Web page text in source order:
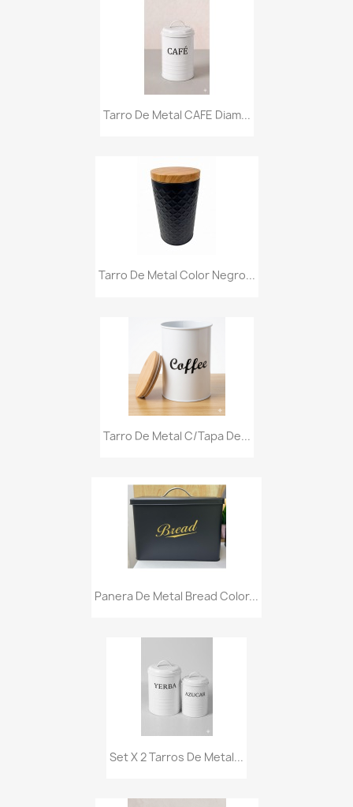
Tarro De Metal CAFE Diam...
Tarro De Metal Color Negro...
Tarro De Metal C/tapa De...
Panera De Metal Bread Color...
Set X 2 Tarros De Metal...